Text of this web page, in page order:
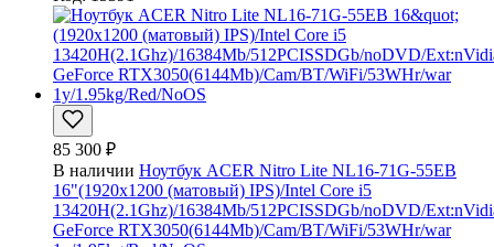
85 300 ₽
В наличии Ноутбук ACER Nitro Lite NL16-71G-55EB
16"(1920x1200 (матовый) IPS)/Intel Core i5
13420H(2.1Ghz)/16384Mb/512PCISSDGb/noDVD/
GeForce RTX3050(6144Mb)/Cam/BT/WiFi/53WHr/war